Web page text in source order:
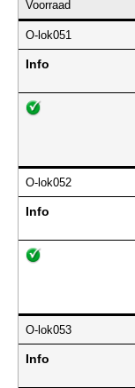
Voorraad
O-lok051
Info
O-lok052
Info
O-lok053
Info